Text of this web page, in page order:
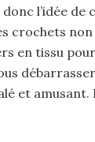
l’idée de
crochets
en tissu
et amusant.